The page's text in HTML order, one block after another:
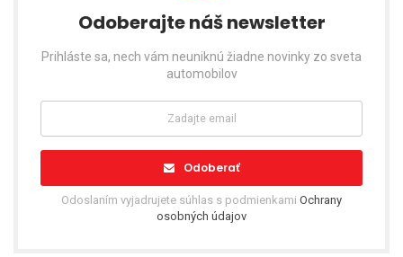
Odoberajte náš newsletter
Prihláste sa, nech vám neuniknú žiadne novinky zo sveta
automobilov
Odoberať
Odoslaním vyjadrujete súhlas s podmienkami Ochrany
osobných údajov